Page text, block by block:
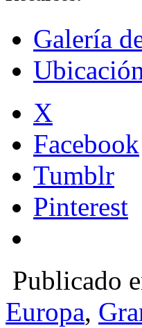
Galería
X
Facebook
Tumblr
Pinterest
Publicado
Europa,